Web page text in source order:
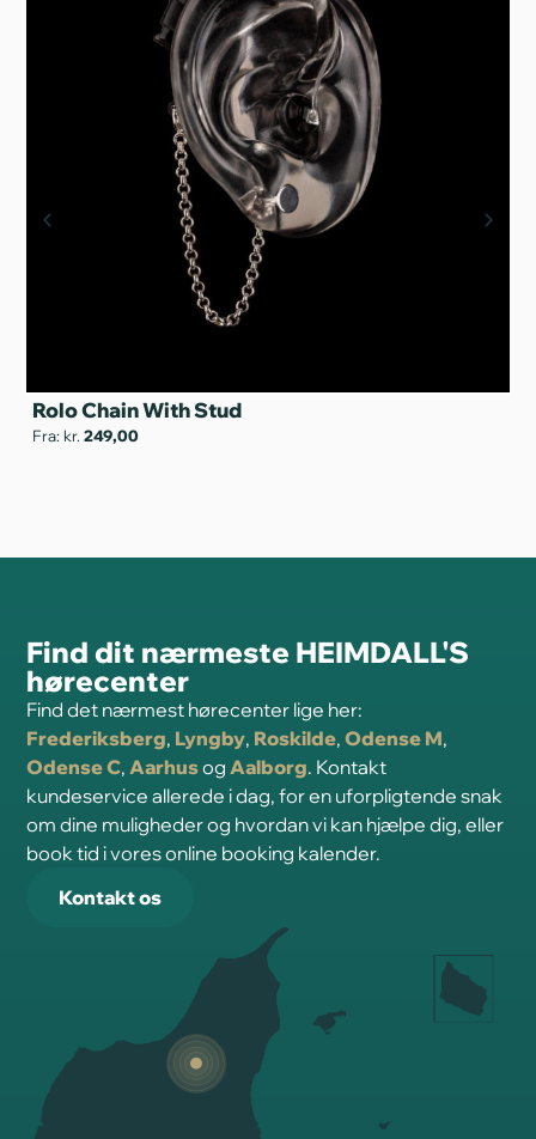
Rolo Chain With Stud
Fra: kr.249,00
Find dit nærmeste HEIMDALL'S
hørecenter
Find det nærmest hørecenter lige her:
Frederiksberg, Lyngby, Roskilde,Odense M,
Odense C,AarhusogAalborg. Kontakt
kundeservice allerede i dag, for en uforpligtende snak
om dine muligheder og hvordan vi kan hjælpe dig, eller
book tid i vores online booking kalender.
Kontakt os